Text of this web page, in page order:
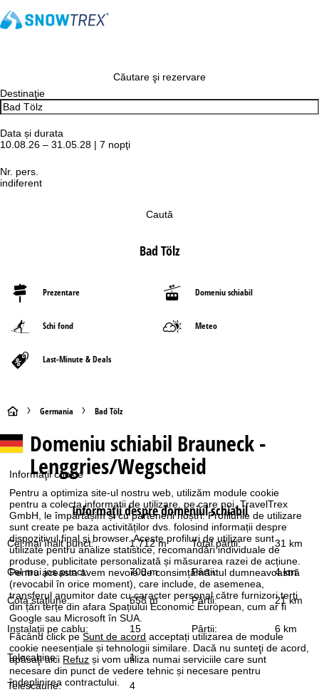
Informaţii cookie
Pentru a optimiza site-ul nostru web, utilizăm module cookie
pentru a colecta informații de utilizare, pe care noi, TravelTrex
GmbH, le împărtășim și cu partenerii noștri. Profilurile de utilizare
sunt create pe baza activităților dvs. folosind informații despre
dispozitivul final și browser. Aceste profiluri de utilizare sunt
utilizate pentru analize statistice, recomandări individuale de
produse, publicitate personalizată și măsurarea razei de acțiune.
Pentru aceasta avem nevoie de consimțământul dumneavoastră
(revocabil în orice moment), care include, de asemenea,
transferul anumitor date cu caracter personal către furnizori terți
din țări terțe din afara Spațiului Economic European, cum ar fi
Google sau Microsoft în SUA.
Făcând click peSunt de acord acceptați utilizarea de module
cookie neesențiale și tehnologii similare. Dacă nu sunteţi de acord,
apăsaţi aici Refuz și vom utiliza numai serviciile care sunt
necesare din punct de vedere tehnic și necesare pentru
îndeplinirea contractului.
Căutare şi rezervare
Destinaţie
Data și durata
10.08.26 – 31.05.28 | 7 nopţi
Nr. pers.
indiferent
Caută
Bad Tölz
Prezentare Domeniu schiabil
Schi fond Meteo
Last-Minute & Deals
A
c
a
s
ă
Germania Bad Tölz
Domeniu schiabil Brauneck -
Lenggries/Wegscheid
Informaţii despre domeniul schiabil
Cel mai înalt punct: 1.712 m Total pârtii: 31 km
Cel mai jos punct: 700 m Pârtii: 4 km
Cota staţiune: 658 m Pârtii: 21 km
Instalaţii pe cablu: 15 Pârtii: 6 km
Telecabine: 1
Telescaune: 4